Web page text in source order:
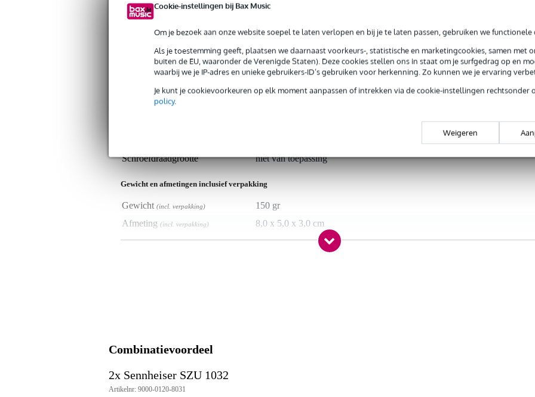
Cookie-instellingen bij Bax Music
Om je bezoek aan onze website soepel te laten verlopen en bij je te laten passen, gebruiken we functionele
Als je toestemming geeft, plaatsen we daarnaast voorkeurs-, statistische en marketingcookies, samen met
buiten de EU, waaronder de Verenigde Staten). Deze cookies stellen ons in staat om je surfgedrag op en
waarbij we je IP-adres en unieke gebruikers-ID’s gebruiken voor herkenning. Zo kunnen we je ervaring
Je kunt je cookievoorkeuren op elk moment aanpassen of intrekken via de cookie-instellingen rechtsonder
policy.
Weigeren
geschikt voor de SKM 100, SKM 300, SKM 500, SKM 2000 of SKM 2020-D.
Specificaties
Productkenmerken
Schroefdraadgrootte
niet van toepassing
Gewicht en afmetingen inclusief verpakking
Gewicht (incl. verpakking)
150 gr
Afmeting (incl. verpakking) 8,0 x 5,0 x 3,0 cm
Combinatievoordeel
2x Sennheiser SZU 1032
Artikelnr: 9000-0120-8031